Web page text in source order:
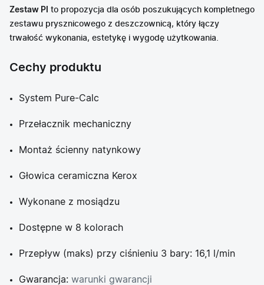
Zestaw PI to propozycja dla osób poszukujących kompletnego
zestawu prysznicowego z deszczownicą, który łączy
trwałość wykonania, estetykę i wygodę użytkowania.
Cechy produktu
System Pure-Calc
Przełacznik mechaniczny
Montaż ścienny natynkowy
Głowica ceramiczna Kerox
Wykonane z mosiądzu
Dostępne w 8 kolorach
Przepływ (maks) przy ciśnieniu 3 bary: 16,1 l/min
Gwarancja: warunki gwarancji